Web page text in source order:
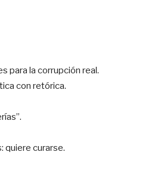
para la corrupción real.
con retórica.
quiere curarse.